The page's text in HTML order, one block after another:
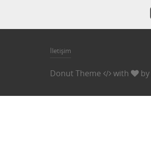
İletişim
Donut Theme with by